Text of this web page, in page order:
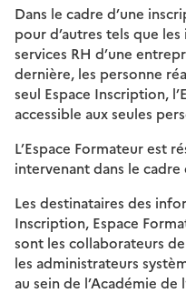
Dans le cadre d’une
pour d’autres tels que
services RH d’une
dernière, les personne
seul Espace Inscription,
accessible aux seules
L’Espace Formateur est
intervenant dans le
Les destinataires des
Inscription, Espace
sont les collaborateurs
les administrateurs
au sein de l’Académie de